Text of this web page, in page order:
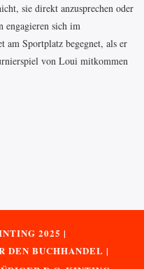
sie direkt anzusprechen oder
engagieren sich im
am Sportplatz begegnet, als er
von Loui mitkommen
2025 |
DEN BUCHHANDEL |